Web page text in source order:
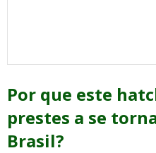
Por que este
prestes a se
Brasil?